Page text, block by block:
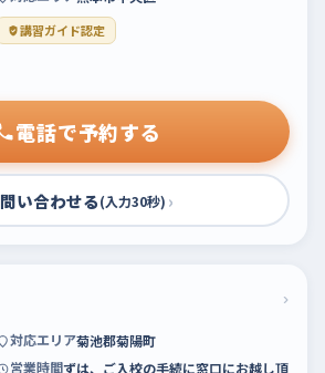
講習ガイド認定
電話で予約する
問い合わせる(入力30秒) ›
›
対応エリア菊池郡菊陽町
営業時間ずは、ご入校の手続に窓口にお越し頂